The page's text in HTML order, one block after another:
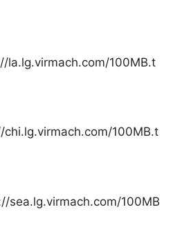
la.lg.virmach.com/100MB.t
100MB.t
sea.lg.virmach.com/100MB